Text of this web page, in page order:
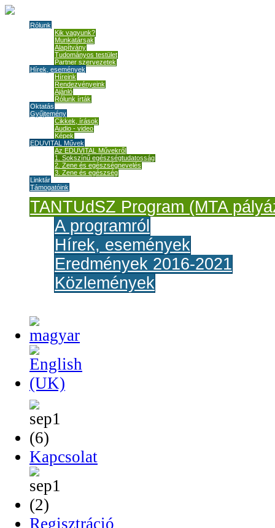
Rólunk
Kik vagyunk?
Munkatársak
Alapítvány
Tudományos testület
Partner szervezetek
Hírek, események
Híreink
Rendezvényeink
Ajánló
Rólunk írták
Oktatás
Gyűjtemény
Cikkek, írások
Audio - video
Képek
EDUVITAL Művek
Az EDUVITAL Művekről
1. Sokszínű egészségtudatosság
2. Zene és egészségnevelés
3. Zene és egészség
Linktár
Támogatóink
TANTUdSZ Program (MTA
A programról
Hírek, események
Eredmények 2016-2021
Közlemények
Kapcsolat
Regisztráció